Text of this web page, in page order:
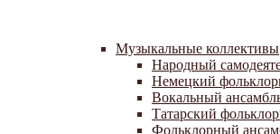
Музыкальные коллективы
Народный
Немецкий
Вокальный
Татарский
Фольклорный